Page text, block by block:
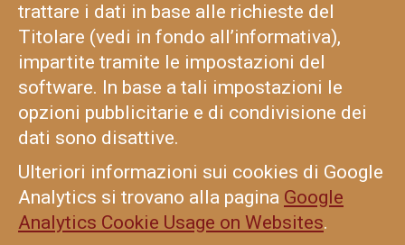
trattare i dati in base alle richieste del
Titolare (vedi in fondo all’informativa),
impartite tramite le impostazioni del
software. In base a tali impostazioni le
opzioni pubblicitarie e di condivisione dei
dati sono disattive.
Ulteriori informazioni sui cookies di Google
Analytics si trovano alla pagina Google
Analytics Cookie Usage on Websites.